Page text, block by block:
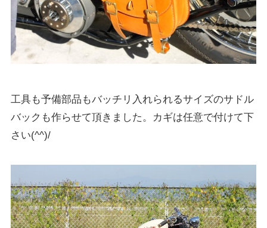
工具も予備部品もバッチリ入れられるサイズのサドル
バックも作らせて頂きました。カギは任意で付けて下
さい(^^)/